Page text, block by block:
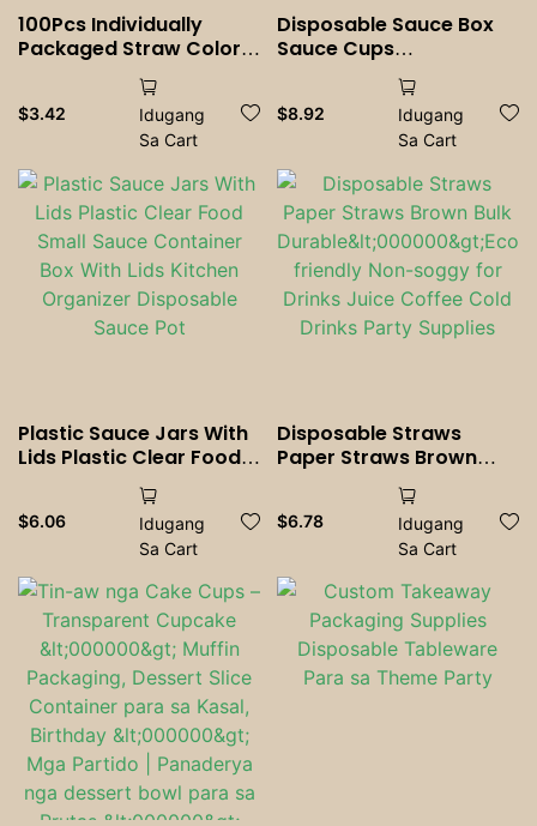
100Pcs Individually
Packaged Straw Color
Drinking Straws Bubble
Tea Straw BIg Milkshake
Straws Party Wedding
Bar Home Accessories
$3.42
Idugang
Sa Cart
Disposable Sauce Box
Sauce Cups
Transparent Conjoined
Plastic Box Sauce
Container Box nga May
Lids Kitchen Home
Supply
$8.92
Idugang
Sa Cart
Plastic Sauce Jars With
Lids Plastic Clear Food
Small Sauce Container
Box With Lids Kitchen
Organizer Disposable
$6.06
Idugang
Sa Cart
Disposable Straws
Paper Straws Brown
Durable<000000>Eco-
friendly Non-soggy for
Drinks Juice Coffee
Cold Drinks Party
Supplies
$6.78
Idugang
Sa Cart